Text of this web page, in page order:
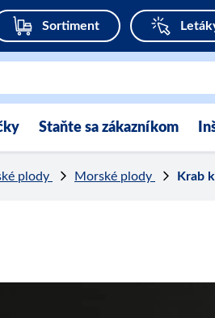
Sortiment
Staňte sa zákazníkom
plody Morské plody Krab